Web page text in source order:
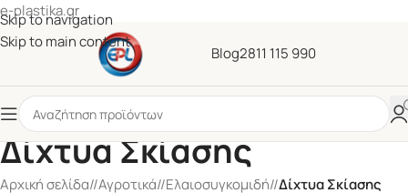
e-plastika.gr
Skip to navigation
Skip to main content
Blog2811 115 990
Δίχτυα Σκίασης
Αρχική σελίδα/ Αγροτικά/ Ελαιοσυγκομιδή/ Δίχτυα Σκίασης